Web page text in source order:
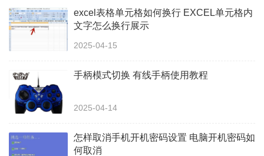
excel表格单元格如何换行 EXCEL单元格内
文字怎么换行展示
2025-04-15
手柄模式切换 有线手柄使用教程
2025-04-14
怎样取消手机开机密码设置 电脑开机密码如
何取消